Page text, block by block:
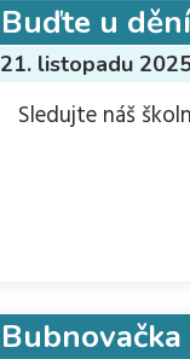
Buďte u
21. listopadu
Sledujte náš
Bubnovačka